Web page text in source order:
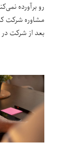
رو برآورده
مشاوره شرکت
بعد از شرکت